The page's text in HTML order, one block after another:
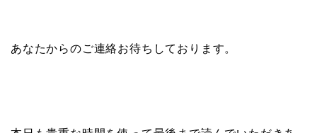
あなたからのご連絡お待ちしております。